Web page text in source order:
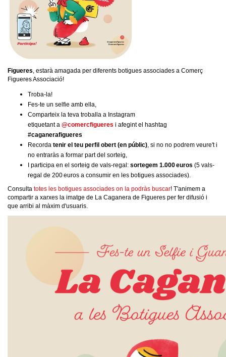
Figueres, estarà amagada per diferents botigues associades a Comerç
Figueres Associació!
Troba-la!
Fes-te un selfie amb ella,
Comparteix la teva troballa a Instagram
etiquetant a @comercfigueres i afegint el hashtag
#caganerafigueres
Recorda tenir el teu perfil obert (en públic), si no no podrem veure't i
no entraràs a formar part del sorteig,
I participa en el sorteig de vals-regal: sortegem 1.000 euros (5 vals-
regal de 200 euros a consumir en les botigues associades).
Consulta totes les botigues associades on la podràs buscar! T'animem a
compartir a xarxes la imatge de La Caganera de Figueres per fer difusió i
que arribi al màxim d'usuaris.